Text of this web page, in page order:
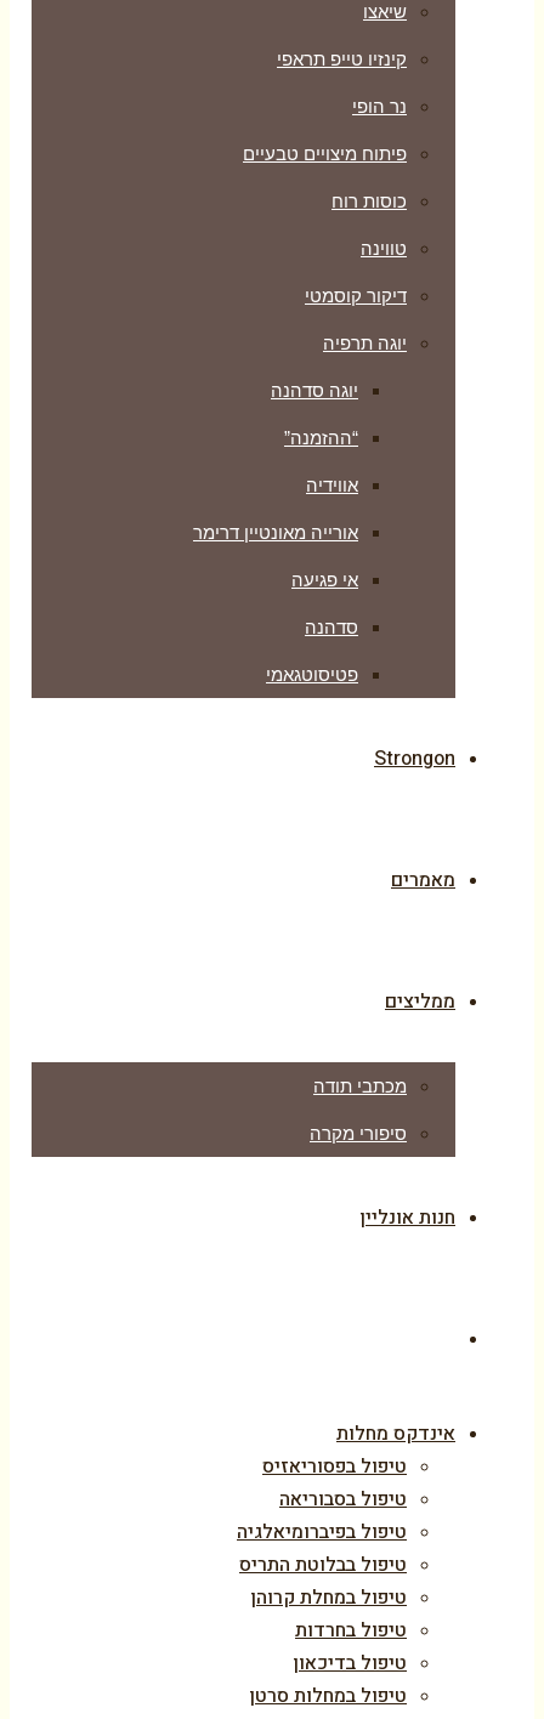
שיאצו
קינזיו טייפ תראפי
נר הופי
פיתוח מיצויים טבעיים
כוסות רוח
טווינה
דיקור קוסמטי
יוגה תרפיה
יוגה סדהנה
“ההזמנה”
אווידיה
אורייה מאונטיין דרימר
אי פגיעה
סדהנה
פטיסוטגאמי
Strongon
מאמרים
ממליצים
מכתבי תודה
סיפורי מקרה
חנות אונליין
אינדקס מחלות
טיפול בפסוריאזיס
טיפול בסבוריאה
טיפול בפיברומיאלגיה
טיפול בבלוטת התריס
טיפול במחלת קרוהן
טיפול בחרדות
טיפול בדיכאון
טיפול במחלות סרטן